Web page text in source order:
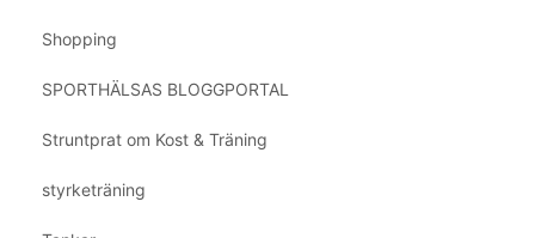
Shopping
SPORTHÄLSAS BLOGGPORTAL
Struntprat om Kost & Träning
styrketräning